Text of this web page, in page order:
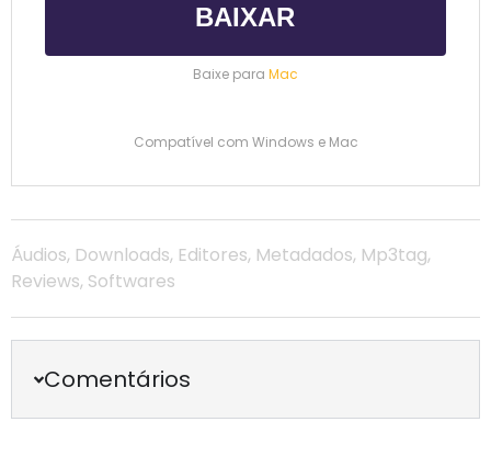
BAIXAR
Baixe para Mac
Compatível com Windows e Mac
Áudios, Downloads, Editores, Metadados, Mp3tag,
Reviews, Softwares
Comentários